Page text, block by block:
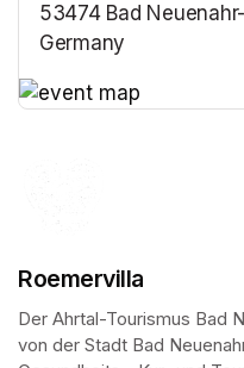
53474 Bad
Germany
Roemervilla
Der Ahrtal-Tourismus Bad
von der Stadt Bad